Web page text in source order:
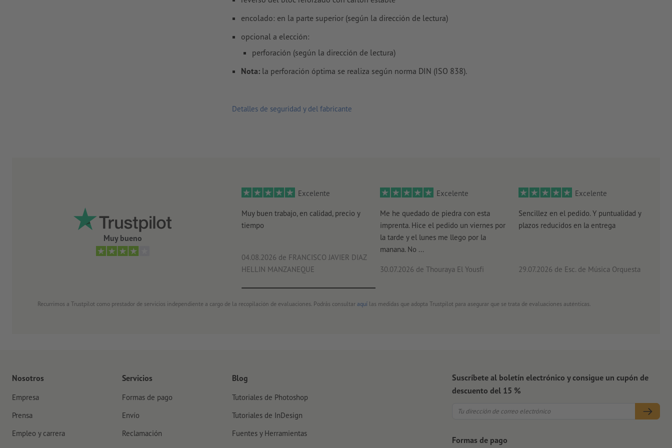
El contenido en los
campos de formulario
¿Cómo creo archivos de impresión correctamente?
encolado: en la parte superior (según la dirección de lectura)
opcional a elección:
perforación (según la dirección de lectura)
Nota: la perforación óptima se realiza según norma DIN (ISO 838).
Detalles de seguridad y del fabricante
Muy bueno
Excelente
Muy buen trabajo, en calidad, precio y
tiempo
04.08.2026 de FRANCISCO JAVIER DIAZ
HELLIN MANZANEQUE
Excelente
Me he quedado de piedra con esta
imprenta. Hice el pedido un viernes por
la tarde y el lunes me llego por la
manana. No ...
30.07.2026 de Thouraya El Yousfi
Excelente
Sencillez en el pedido. Y puntualidad y
plazos reducidos en la entrega
29.07.2026 de Esc. de Música Orquesta
Recurrimos a Trustpilot como prestador de servicios independiente a cargo de la recopilación de evaluaciones. Podrás consultar aquí las medidas que adopta Trustpilot para asegurar que se trata de evaluaciones auténticas.
Nosotros
Empresa
Prensa
Empleo y carrera
Servicios
Formas de pago
Envío
Reclamación
Blog
Tutoriales de Photoshop
Tutoriales de InDesign
Fuentes y Herramientas
Suscríbete al boletín electrónico y consigue un cupón de
descuento del 15 %
Formas de pago